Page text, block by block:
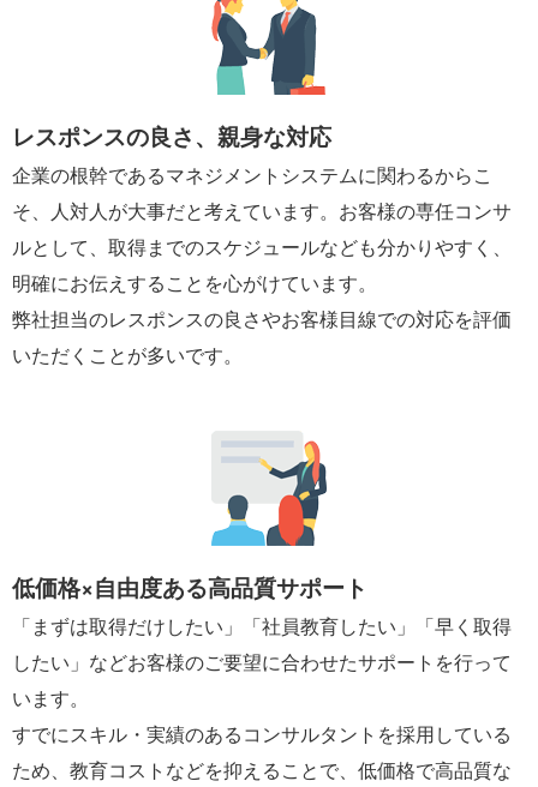
レスポンスの良さ、親身な対応
企業の根幹であるマネジメントシステムに関わるからこ
そ、人対人が大事だと考えています。お客様の専任コンサ
ルとして、取得までのスケジュールなども分かりやすく、
明確にお伝えすることを心がけています。
弊社担当のレスポンスの良さやお客様目線での対応を評価
いただくことが多いです。
低価格×自由度ある高品質サポート
「まずは取得だけしたい」「社員教育したい」「早く取得
したい」などお客様のご要望に合わせたサポートを行って
います。
すでにスキル・実績のあるコンサルタントを採用している
ため、教育コストなどを抑えることで、低価格で高品質な